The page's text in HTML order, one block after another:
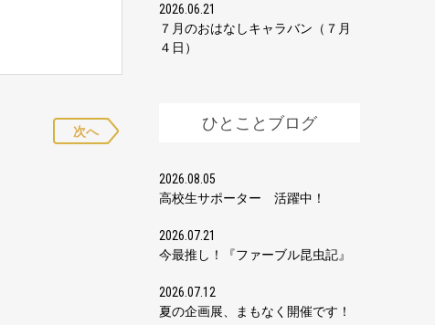
次へ
2026.06.21
７月のおはなしキャラバン（７月
４日）
ひとことブログ
2026.08.05
高校生サポーター 活躍中！
2026.07.21
今最推し！『ファーブル昆虫記』
2026.07.12
夏の企画展、まもなく開催です！